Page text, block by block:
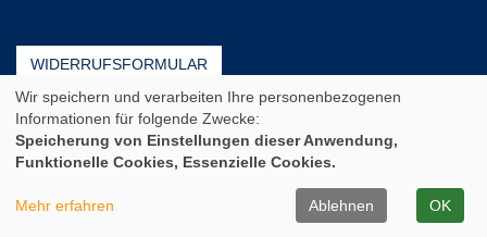
WIDERRUFSFORMULAR
AGB Impressum
Erklärung zur Barrierefreiheit
Häufige Fragen (FAQ)
Datenschutz
Cookie Einstellungen
Kontrast
Wir speichern und verarbeiten Ihre personenbezogenen
Informationen für folgende Zwecke:
Speicherung von Einstellungen dieser Anwendung,
Funktionelle Cookies, Essenzielle Cookies.
Mehr erfahren Ablehnen OK